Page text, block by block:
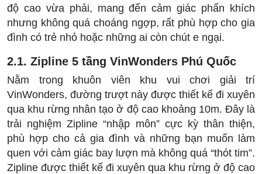
độ cao vừa phải, mang đến cảm giác phấn khích
nhưng không quá choáng ngợp, rất phù hợp cho gia
đình có trẻ nhỏ hoặc những ai còn chút e ngại.
2.1. Zipline 5 tầng VinWonders Phú Quốc
Nằm trong khuôn viên khu vui chơi giải trí
VinWonders, đường trượt này được thiết kế đi xuyên
qua khu rừng nhân tạo ở độ cao khoảng 10m. Đây là
trải nghiệm Zipline “nhập môn” cực kỳ thân thiện,
phù hợp cho cả gia đình và những bạn muốn làm
quen với cảm giác bay lượn mà không quá “thót tim”.
Zipline được thiết kế đi xuyên qua khu rừng ở độ cao